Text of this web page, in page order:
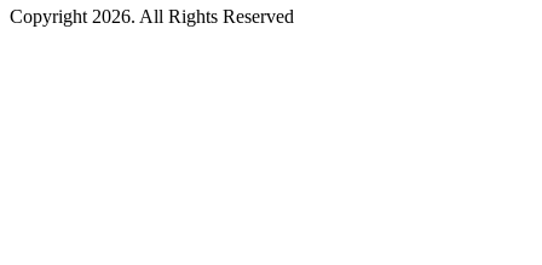
Copyright 2026. All Rights Reserved